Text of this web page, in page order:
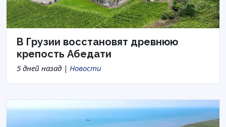
В Грузии восстановят древнюю
крепость Абедати
5 дней назад | Новости